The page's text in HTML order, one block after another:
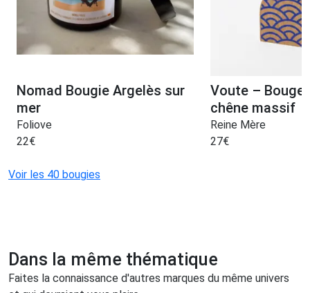
Nomad Bougie Argelès sur
mer
Foliove
22€
Voute –
chêne massif
Reine Mère
27€
Voir les 40 bougies
Dans la même thématique
Faites la connaissance d'autres marques du même univers